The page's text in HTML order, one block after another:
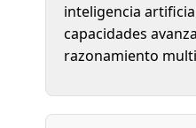
inteligencia
capacidades
razonamiento